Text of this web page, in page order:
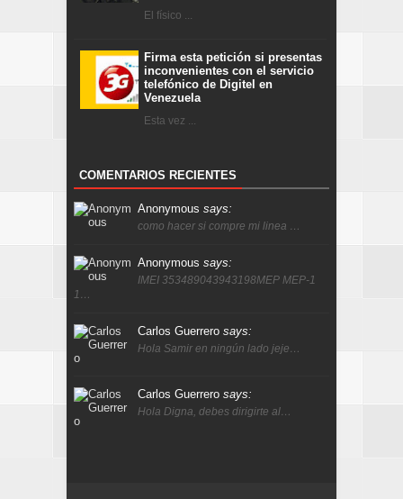
El físico ...
Firma esta petición si presentas
inconvenientes con el servicio
telefónico de Digitel en
Venezuela
Esta vez ...
COMENTARIOS RECIENTES
Anonymous says:
como hacer si compre mi linea …
Anonymous says:
IMEI 353489043943198MEP MEP-1
1…
Carlos Guerrero says:
Hola Samir en ningún lado jeje…
Carlos Guerrero says:
Hola Digna, debes dirigirte al…